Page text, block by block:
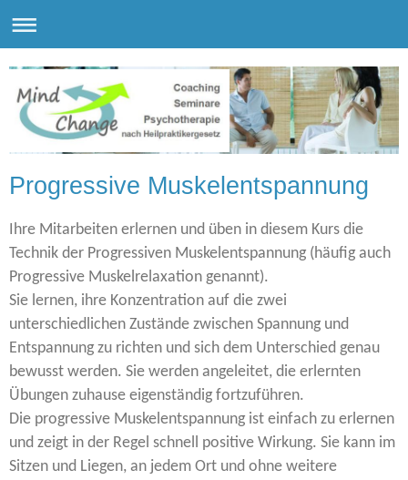
Progressive Muskelentspannung
Ihre Mitarbeiten erlernen und üben in diesem Kurs die
Technik der Progressiven Muskelentspannung (häufig auch
Progressive Muskelrelaxation genannt).
Sie lernen, ihre Konzentration auf die zwei
unterschiedlichen Zustände zwischen Spannung und
Entspannung zu richten und sich dem Unterschied genau
bewusst werden. Sie werden angeleitet, die erlernten
Übungen zuhause eigenständig fortzuführen.
Die progressive Muskelentspannung ist einfach zu erlernen
und zeigt in der Regel schnell positive Wirkung. Sie kann im
Sitzen und Liegen, an jedem Ort und ohne weitere